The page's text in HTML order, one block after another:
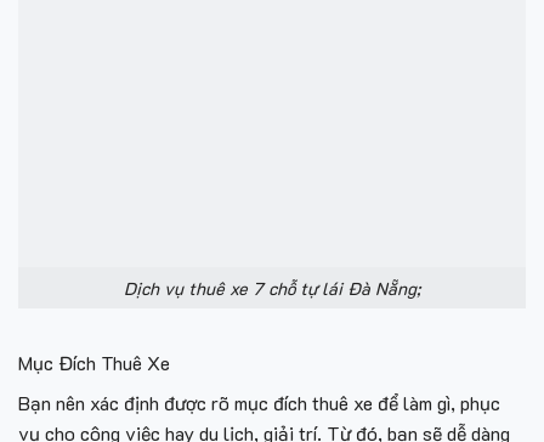
Dịch vụ thuê xe 7 chỗ tự lái Đà Nẵng;
Mục Đích Thuê Xe
Bạn nên xác định được rõ mục đích thuê xe để làm gì, phục
vụ cho công việc hay du lịch, giải trí. Từ đó, bạn sẽ dễ dàng